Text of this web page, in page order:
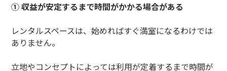
① 収益が安定するまで時間がかかる場合がある
レンタルスペースは、始めればすぐ満室になるわけでは
ありません。
立地やコンセプトによっては利用が定着するまで時間が